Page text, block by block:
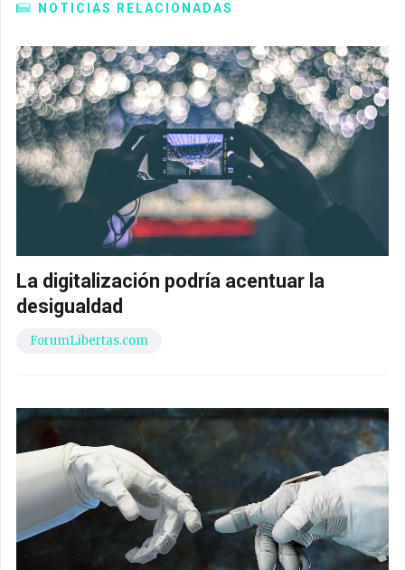
NOTICIAS RELACIONADAS
La digitalización podría acentuar la
desigualdad
ForumLibertas.com